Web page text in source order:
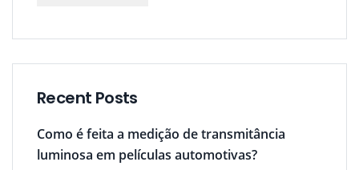
Recent Posts
Como é feita a medição de transmitância
luminosa em películas automotivas?